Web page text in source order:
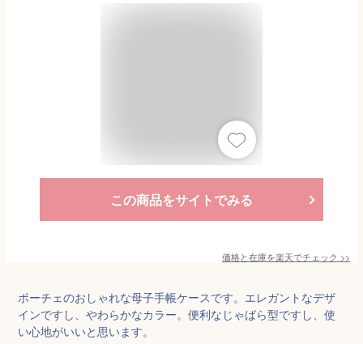
この商品をサイトでみる
価格と在庫を楽天でチェック >>
ポーチェのおしゃれな母子手帳ケースです。エレガントなデザ
インですし、やわらかなカラー。便利なじゃばら型ですし、使
い心地がいいと思います。